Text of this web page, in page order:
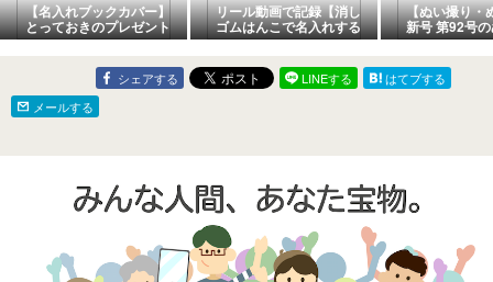
【名入れブックカバー】
とっておきのプレゼント
に選んでほしい！
【minneまあやぽっけ】
リール動画で記録【消し
ゴムはんこで名入れする
布小物◆まあやぽっけ】
【ぬい撮り・
新号 第92号
【Creemaま
け】
シェアする LINEする
はてブする
メールする